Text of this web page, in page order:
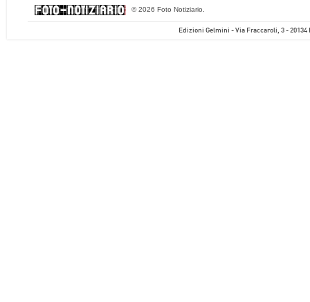
© 2026 Foto Notiziario.
Edizioni Gelmini - Via Fraccaroli, 3 - 20134